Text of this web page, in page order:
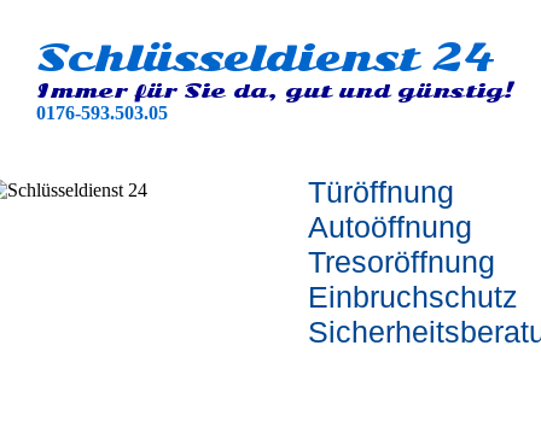
Schlüsseldienst 24
Immer für Sie da, gut und günstig!
0176-593.503.05
Türöffnung
Autoöffnung
Tresoröffnung
Einbruchschutz